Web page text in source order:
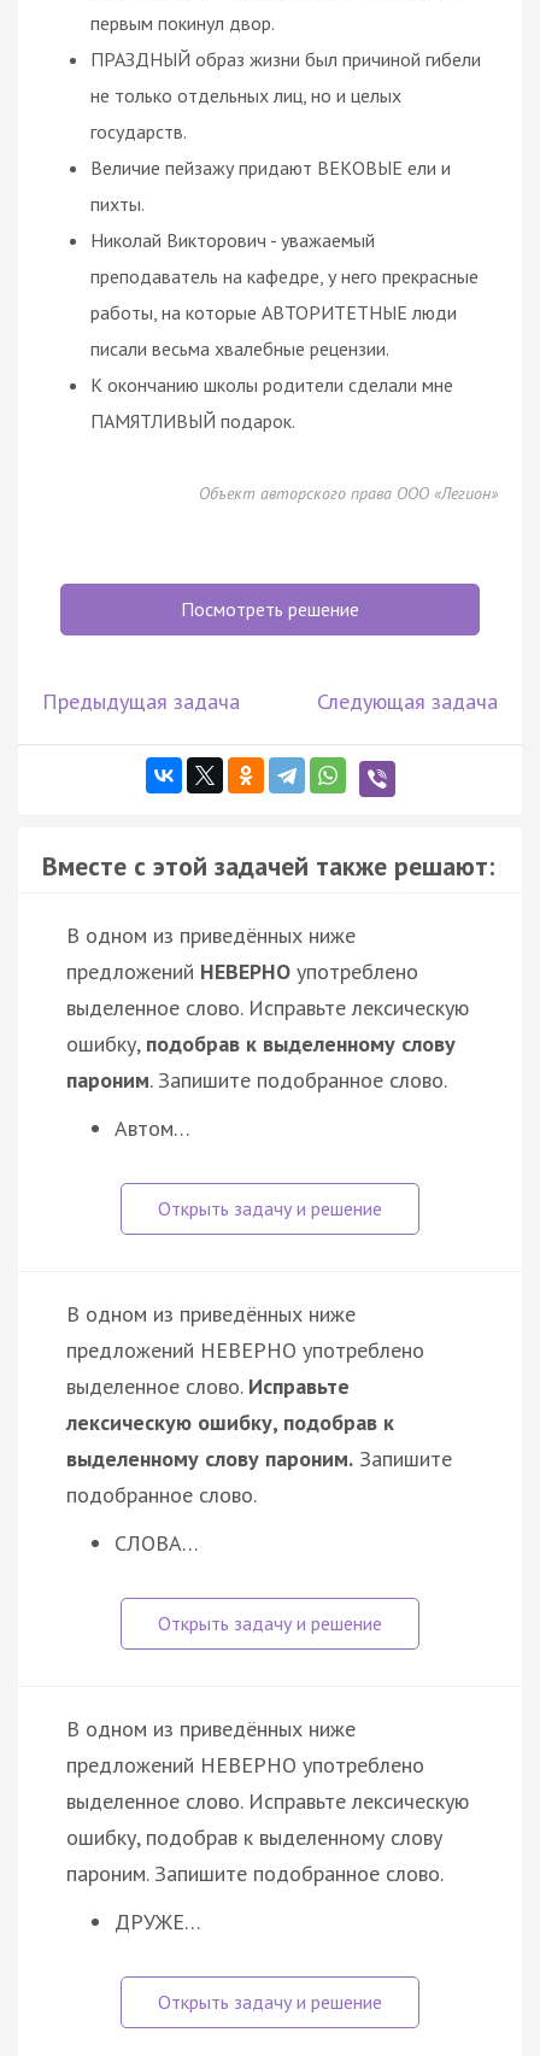
первым покинул двор.
ПРАЗДНЫЙ образ жизни был причиной гибели
не только отдельных лиц, но и целых
государств.
Величие пейзажу придают ВЕКОВЫЕ ели и
пихты.
Николай Викторович - уважаемый
преподаватель на кафедре, у него прекрасные
работы, на которые АВТОРИТЕТНЫЕ люди
писали весьма хвалебные рецензии.
К окончанию школы родители сделали мне
ПАМЯТЛИВЫЙ подарок.
Объект авторского права ООО «Легион»
Посмотреть решение
Предыдущая задача Следующая задача
Вместе с этой задачей также решают:
В одном из приведённых ниже
предложений НЕВЕРНО употреблено
выделенное слово. Исправьте лексическую
ошибку, подобрав к выделенному слову
пароним. Запишите подобранное слово.
Автом…
В одном из приведённых ниже
предложений НЕВЕРНО употреблено
выделенное слово. Исправьте
лексическую ошибку, подобрав к
выделенному слову пароним. Запишите
подобранное слово.
СЛОВА…
В одном из приведённых ниже
предложений НЕВЕРНО употреблено
выделенное слово. Исправьте лексическую
ошибку, подобрав к выделенному слову
пароним. Запишите подобранное слово.
ДРУЖЕ…